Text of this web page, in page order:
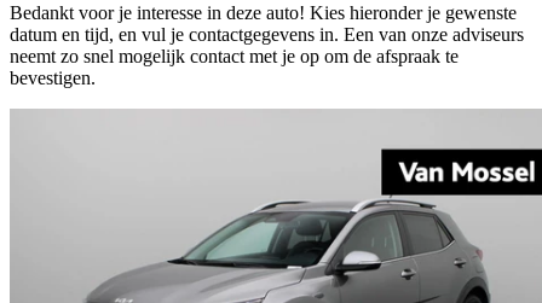
Bedankt voor je interesse in deze auto! Kies hieronder je gewenste
datum en tijd, en vul je contactgegevens in. Een van onze adviseurs
neemt zo snel mogelijk contact met je op om de afspraak te
bevestigen.